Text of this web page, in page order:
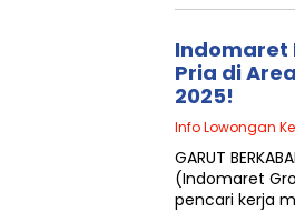
Indomaret
Pria di
2025!
Info Lowongan
GARUT
(Indomaret
pencari kerja